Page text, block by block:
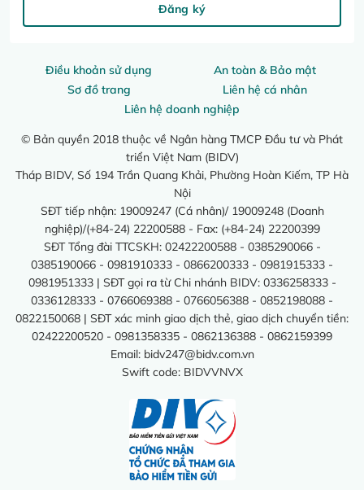
Điều khoản sử dụng
An toàn & Bảo mật
Sơ đồ trang
Liên hệ cá nhân
Liên hệ doanh nghiệp
© Bản quyền 2018 thuộc về Ngân hàng TMCP Đầu tư và Phát
triển Việt Nam (BIDV)
Tháp BIDV, Số 194 Trần Quang Khải, Phường Hoàn Kiếm, TP Hà
Nội
SĐT tiếp nhận: 19009247 (Cá nhân)/ 19009248 (Doanh
nghiệp)/(+84-24) 22200588 - Fax: (+84-24) 22200399
SĐT Tổng đài TTCSKH: 02422200588 - 0385290066 -
0385190066 - 0981910333 - 0866200333 - 0981915333 -
0981951333 | SĐT gọi ra từ Chi nhánh BIDV: 0336258333 -
0336128333 - 0766069388 - 0766056388 - 0852198088 -
0822150068 | SĐT xác minh giao dịch thẻ, giao dịch chuyển tiền:
02422200520 - 0981358335 - 0862136388 - 0862159399
Email: bidv247@bidv.com.vn
Swift code: BIDVVNVX
Đăng ký